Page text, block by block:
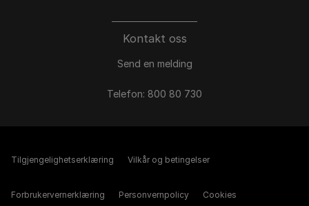
Kontakt oss
Send en melding
Telefon: 800 80 730
Tilgjengelighetserklæring Vilkår og betingelser
Forbrukervernerklæring Personvernpolicy Cookies